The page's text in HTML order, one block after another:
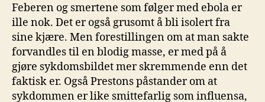
Feberen og smertene som følger med ebola er
ille nok. Det er også grusomt å bli isolert fra
sine kjære. Men forestillingen om at man sakte
forvandles til en blodig masse, er med på å
gjøre sykdomsbildet mer skremmende enn det
faktisk er. Også Prestons påstander om at
sykdommen er like smittefarlig som influensa,